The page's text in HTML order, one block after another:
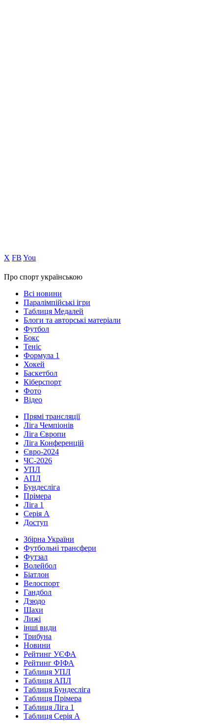
Х FB You
Про спорт українською
Всі новини
Паралімпійські ігри
Таблиця Медалей
Блоги та авторські матеріали
Футбол
Бокс
Теніс
Формула 1
Хокей
Баскетбол
Кіберспорт
Фото
Відео
Прямі трансляції
Ліга Чемпіонів
Ліга Європи
Ліга Конференцій
Євро-2024
ЧС-2026
УПЛ
АПЛ
Бундесліга
Прімера
Ліга 1
Серія А
Доступ
Збірна України
Футбольні трансфери
Футзал
Волейбол
Біатлон
Велоспорт
Гандбол
Дзюдо
Шахи
Лижі
інші види
Трибуна
Новини
Рейтинг УЄФА
Рейтинг ФІФА
Таблиця УПЛ
Таблиця АПЛ
Таблиця Бундесліга
Таблиця Прімера
Таблиця Ліга 1
Таблиця Серія А